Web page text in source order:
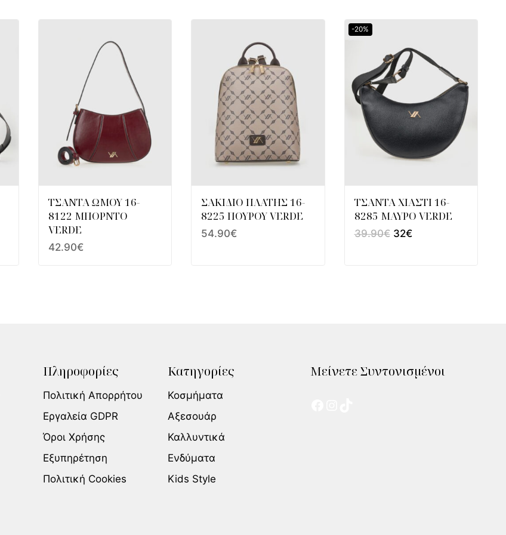
ΤΣΑΝΤΑ ΩΜΟΥ 16-
8122 ΜΠΟΡΝΤΟ
VERDE
42.90€
ΣΑΚΙΔΙΟ ΠΛΑΤΗΣ 16-
8225 ΠΟΥΡΟΥ VERDE
54.90€
-20%
ΤΣΑΝΤΑ ΧΙΑΣΤΙ 16-
8285 ΜΑΥΡΟ VERDE
39.90€ 32€
Πληροφορίες
Πολιτική Απορρήτου
Εργαλεία GDPR
Όροι Χρήσης
Εξυπηρέτηση
Πολιτική Cookies
Κατηγορίες
Κοσμήματα
Αξεσουάρ
Καλλυντικά
Ενδύματα
Kids Style
Μείνετε Συντονισμένοι